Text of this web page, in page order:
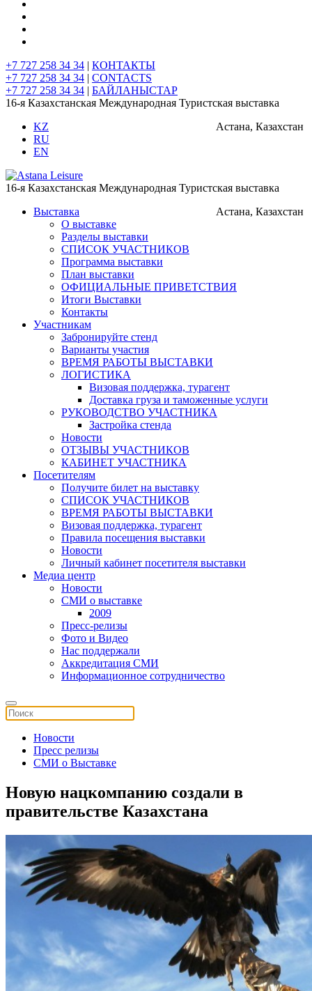
+7 727 258 34 34 | КОНТАКТЫ
+7 727 258 34 34 | CONTACTS
+7 727 258 34 34 | БАЙЛАНЫСТАР
16-я Казахстанская Международная Туристская выставка
Астана, Казахстан
KZ
RU
EN
16-я Казахстанская Международная Туристская выставка
Астана, Казахстан
Выставка
О выставке
Разделы выставки
СПИСОК УЧАСТНИКОВ
Программа выставки
План выставки
ОФИЦИАЛЬНЫЕ ПРИВЕТСТВИЯ
Итоги Выставки
Контакты
Участникам
Забронируйте стенд
Варианты участия
ВРЕМЯ РАБОТЫ ВЫСТАВКИ
ЛОГИСТИКА
Визовая поддержка, турагент
Доставка груза и таможенные услуги
РУКОВОДСТВО УЧАСТНИКА
Застройка стенда
Новости
ОТЗЫВЫ УЧАСТНИКОВ
КАБИНЕТ УЧАСТНИКА
Посетителям
Получите билет на выставку
СПИСОК УЧАСТНИКОВ
ВРЕМЯ РАБОТЫ ВЫСТАВКИ
Визовая поддержка, турагент
Правила посещения выставки
Новости
Личный кабинет посетителя выставки
Медиа центр
Новости
СМИ о выставке
2009
Пресс-релизы
Фото и Видео
Нас поддержали
Аккредитация СМИ
Информационное сотрудничество
Новости
Пресс релизы
СМИ о Выставке
Новую нацкомпанию создали в
правительстве Казахстана